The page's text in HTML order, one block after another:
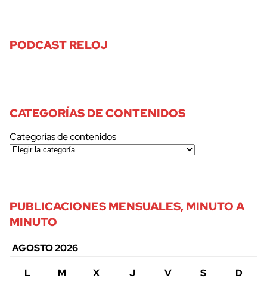
PODCAST RELOJ
CATEGORÍAS DE CONTENIDOS
Categorías de contenidos
PUBLICACIONES MENSUALES, MINUTO A
MINUTO
AGOSTO 2026
L
M X J V S D